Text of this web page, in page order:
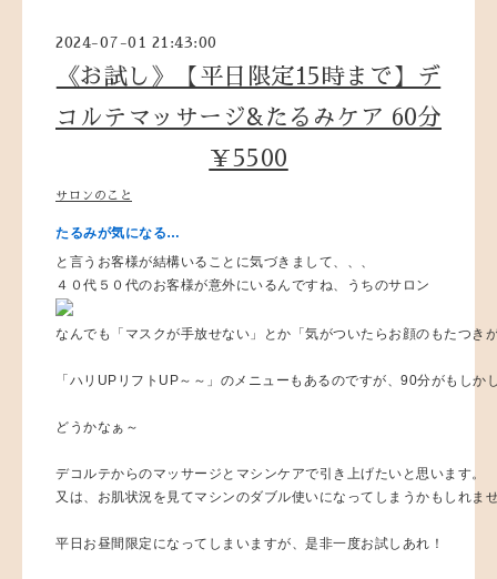
2024-07-01 21:43:00
《お試し》【平日限定15時まで】デ
コルテマッサージ&たるみケア 60分
￥5500
サロンのこと
たるみが気になる…
と言うお客様が結構いることに気づきまして、、、
４０代５０代のお客様が意外にいるんですね、うちのサロン
なんでも「マスクが手放せない」とか「気がついたらお顔のもたつ
「ハリUPリフトUP～～」のメニューもあるのですが、90分がもし
どうかなぁ～
デコルテからのマッサージとマシンケアで引き上げたいと思います。
又は、お肌状況を見てマシンのダブル使いになってしまうかもしれま
平日お昼間限定になってしまいますが、是非一度お試しあれ！